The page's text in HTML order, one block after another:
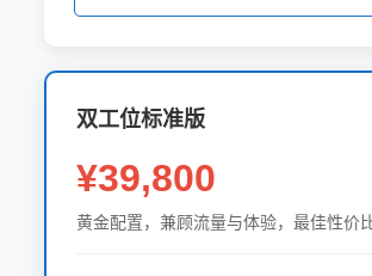
双工位标准版
¥39,800
黄金配置，兼顾流量与体验，最佳性价